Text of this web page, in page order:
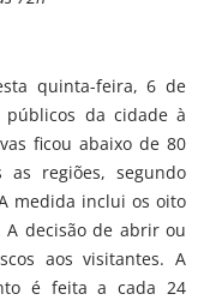
quinta-feira, 6 de
da cidade à
ficou abaixo de 80
regiões, segundo
medida inclui os oito
decisão de abrir ou
aos visitantes. A
é feita a cada 24